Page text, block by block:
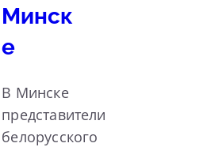
Минск
е
В Минске
представители
белорусского